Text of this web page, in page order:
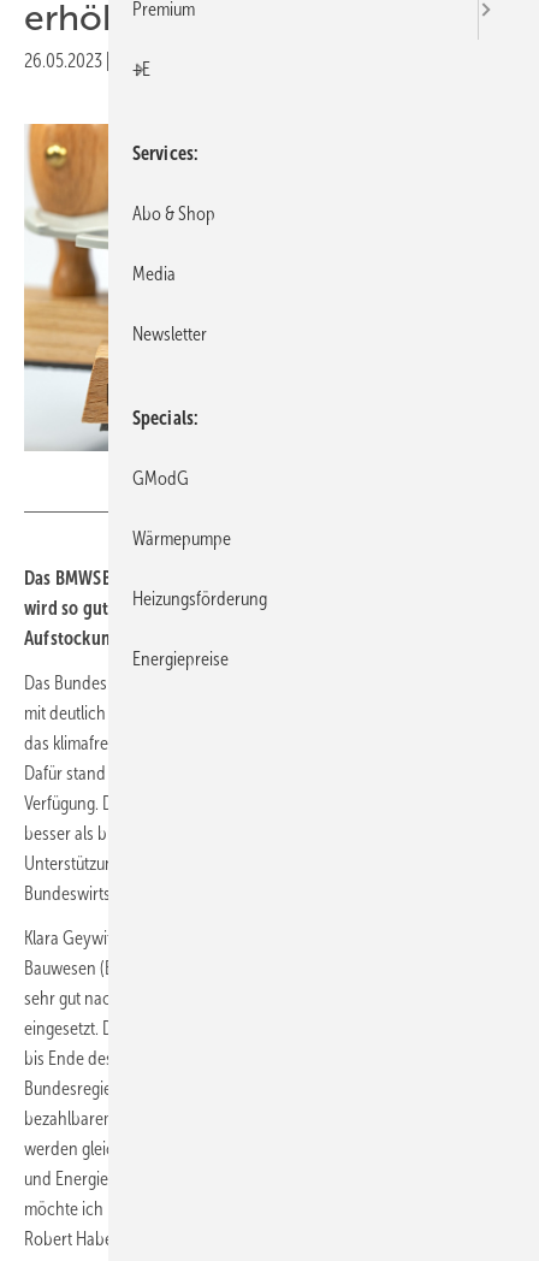
erhöht
26.05.2023 Druckvorschau
Das BMWSB-Förderprogramm „Klimafreundlicher Neubau“ (KFN)
wird so gut angenommen, dass bereits für 2023 eine
Aufstockung um 888 Mio. Euro vorgenommen wird.
Das Bundesbauministerium hat in diesem Jahr eine Neubauförderung
mit deutlich höheren Anforderungen als zuvor gestartet. Sie fördert
das klimafreundliche Bauen und die Bildung von Wohneigentum.
Dafür stand seit dem 1. März 2023 ein Budget von 1,1 Mrd. Euro zur
Verfügung. Da das Förderprogramm „Klimafreundlicher Neubau“
besser als budgetiert angenommen wird, erfolgt jetzt mit
Unterstützung des Bundesfinanz- und des
Bundeswirtschaftsministeriums eine Aufstockung um 888 Mio. Euro.
Klara Geywitz, Bundesministerin für Wohnen, Stadtentwicklung und
Bauwesen (BMWSB): „Unsere Neubauförderung ist ein Erfolg. Sie wird
sehr gut nachgefragt, deshalb habe ich mich für eine Aufstockung
eingesetzt. Diese haben wir jetzt bekommen, sodass das Programm
bis Ende des Jahres gesichert ist. Die Neubauförderung der
Bundesregierung leistet einen wichtigen Beitrag zu Schaffung von
bezahlbarem Wohnraum und zum klimafreundlichen Bauen. Mit ihr
werden gleichzeitig Anreize gesetzt, trotz Inflation, erhöhter Zinssätze
und Energiepreise in das Bauen zu investieren. Für die Unterstützung
möchte ich mich bei meinen Kabinettskollegen Christian Lindner und
Robert Habeck bedanken.“
Premium
+E
Services
Abo & Shop
Media
Newsletter
Specials
GModG
Wärmepumpe
Heizungsförderung
Energiepreise